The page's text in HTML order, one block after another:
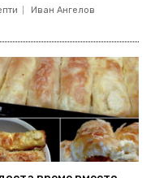
Иван Ангелов